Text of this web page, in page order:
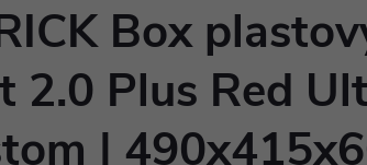
Box
2.0 Plus Red
|